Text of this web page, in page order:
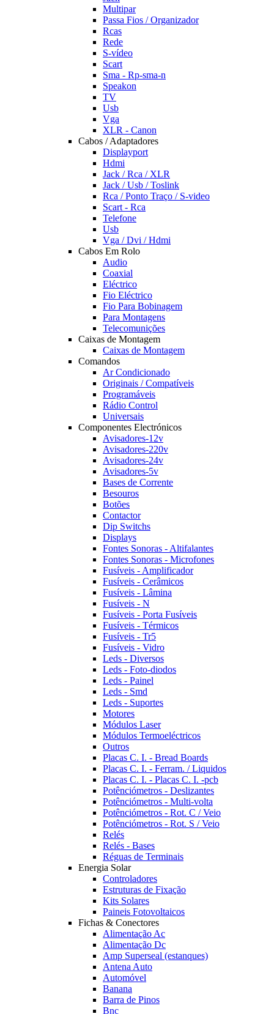
Multipar
Passa Fios / Organizador
Rcas
Rede
S-vídeo
Scart
Sma - Rp-sma-n
Speakon
TV
Usb
Vga
XLR - Canon
Cabos / Adaptadores
Displayport
Hdmi
Jack / Rca / XLR
Jack / Usb / Toslink
Rca / Ponto Traço / S-video
Scart - Rca
Telefone
Usb
Vga / Dvi / Hdmi
Cabos Em Rolo
Audio
Coaxial
Eléctrico
Fio Eléctrico
Fio Para Bobinagem
Para Montagens
Telecomunições
Caixas de Montagem
Caixas de Montagem
Comandos
Ar Condicionado
Originais / Compatíveis
Programáveis
Rádio Control
Universais
Componentes Electrónicos
Avisadores-12v
Avisadores-220v
Avisadores-24v
Avisadores-5v
Bases de Corrente
Besouros
Botões
Contactor
Dip Switchs
Displays
Fontes Sonoras - Altifalantes
Fontes Sonoras - Microfones
Fusíveis - Amplificador
Fusíveis - Cerâmicos
Fusíveis - Lâmina
Fusíveis - N
Fusíveis - Porta Fusíveis
Fusíveis - Térmicos
Fusíveis - Tr5
Fusíveis - Vidro
Leds - Diversos
Leds - Foto-diodos
Leds - Painel
Leds - Smd
Leds - Suportes
Motores
Módulos Laser
Módulos Termoeléctricos
Outros
Placas C. I. - Bread Boards
Placas C. I. - Ferram. / Liquidos
Placas C. I. - Placas C. I. -pcb
Potênciómetros - Deslizantes
Potênciómetros - Multi-volta
Potênciómetros - Rot. C / Veio
Potênciómetros - Rot. S / Veio
Relés
Relés - Bases
Réguas de Terminais
Energia Solar
Controladores
Estruturas de Fixação
Kits Solares
Paineis Fotovoltaicos
Fichas & Conectores
Alimentação Ac
Alimentação Dc
Amp Superseal (estanques)
Antena Auto
Automóvel
Banana
Barra de Pinos
Bnc